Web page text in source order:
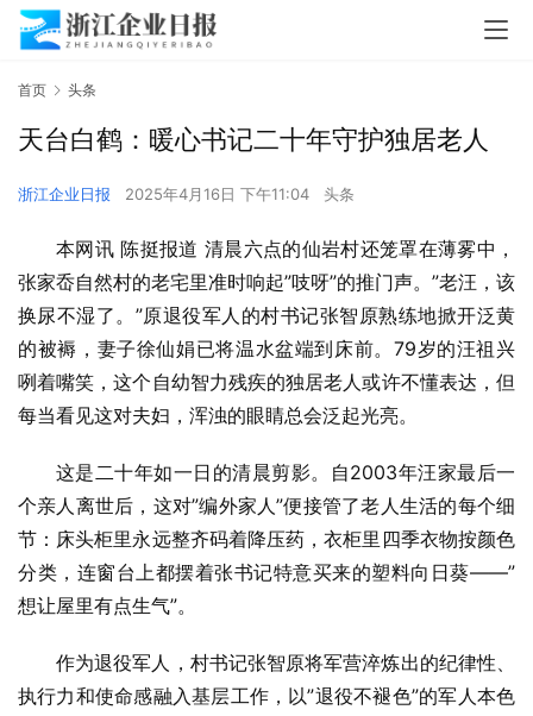
首页 头条
天台白鹤：暖心书记二十年守护独居老人
浙江企业日报 2025年4月16日 下午11:04 头条
本网讯 陈挺报道 清晨六点的仙岩村还笼罩在薄雾中，
张家岙自然村的老宅里准时响起”吱呀”的推门声。”老汪，该
换尿不湿了。”原退役军人的村书记张智原熟练地掀开泛黄
的被褥，妻子徐仙娟已将温水盆端到床前。79岁的汪祖兴
咧着嘴笑，这个自幼智力残疾的独居老人或许不懂表达，但
每当看见这对夫妇，浑浊的眼睛总会泛起光亮。
这是二十年如一日的清晨剪影。自2003年汪家最后一
个亲人离世后，这对”编外家人”便接管了老人生活的每个细
节：床头柜里永远整齐码着降压药，衣柜里四季衣物按颜色
分类，连窗台上都摆着张书记特意买来的塑料向日葵——”
想让屋里有点生气”。
作为退役军人，村书记张智原将军营淬炼出的纪律性、
执行力和使命感融入基层工作，以”退役不褪色”的军人本色